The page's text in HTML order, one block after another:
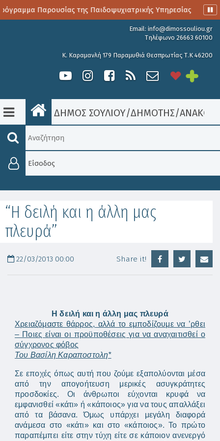
Παρουσίας της Παιδοψυχιατρικής Υπηρεσίας
Email: info@dimossouliou.gr
Τηλέφωνο 26663 60100
Κ. Καραμανλή 179 Παραμυθιά Θεσπρωτίας Τ.Κ 46200
ΔΗΜΟΣ ΣΟΥΛΙΟΥ/ΔΗΜΟΤΗΣ/
Είσοδος
“H δειλή και η άλλη μας
πλευρά”
22/03/2013 00:00 Share it!
H δειλή και η άλλη μας πλευρά
Χρειαζόμαστε θάρρος, αλλά το εμποδίζουμε να ’ρθει
– Ποιες είναι οι προϋποθέσεις για να αναχαιτισθεί ο
σύγχρονος φόβος
Του Βασίλη Καραποστολη*
Σε εποχές όπως αυτή που ζούμε εξαπολύονται μέσα
από την απογοήτευση μερικές ασυγκράτητες
προσδοκίες. Οι άνθρωποι εύχονται κρυφά να
εμφανισθεί «κάτι» ή «κάποιος» για να τους απαλλάξει
από τα βάσανα. Όμως υπάρχει μεγάλη διαφορά
ανάμεσα στο «κάτι» και στο «κάποιος». Το πρώτο
παραπέμπει είτε στην τύχη είτε σε κάποιον ανενεργό